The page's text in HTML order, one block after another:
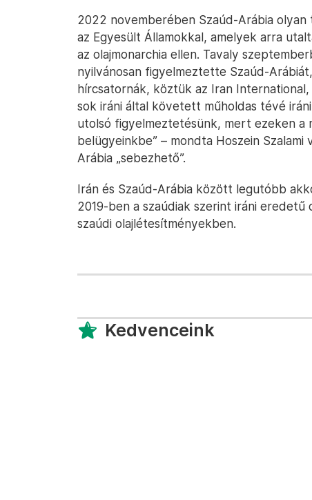
2022 novemberében Szaúd-Arábia
az Egyesült Államokkal, amelyek arra
az olajmonarchia ellen. Tavaly
nyilvánosan figyelmeztette Szaúd-
hírcsatornák, köztük az Iran
sok iráni által követett műholdas tévé
utolsó figyelmeztetésünk, mert ezeken a
belügyeinkbe” – mondta Hoszein
Arábia „sebezhető”.
Irán és Szaúd-Arábia között legutóbb
2019-ben a szaúdiak szerint iráni
szaúdi olajlétesítményekben.
Kedvenceink